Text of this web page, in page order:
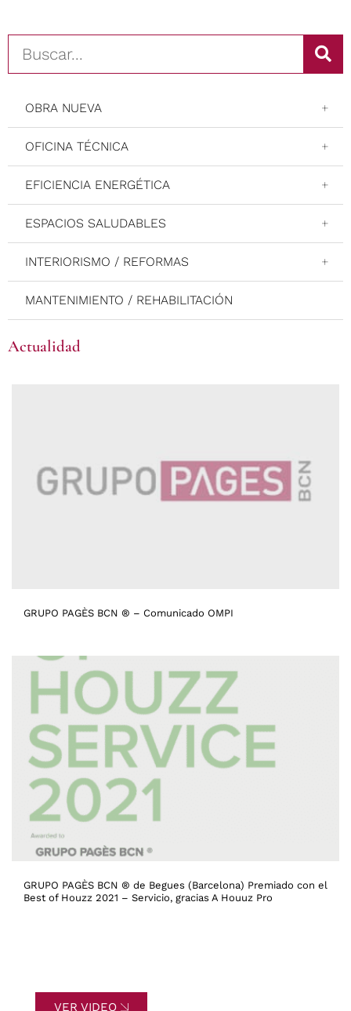
+
OBRA NUEVA
+
OFICINA TÉCNICA
+
EFICIENCIA ENERGÉTICA
+
ESPACIOS SALUDABLES
+
INTERIORISMO / REFORMAS
MANTENIMIENTO / REHABILITACIÓN
Actualidad
GRUPO PAGÈS BCN ® – Comunicado OMPI
GRUPO PAGÈS BCN ® de Begues (Barcelona) Premiado con el
Best of Houzz 2021 – Servicio, gracias A Houuz Pro
VER VIDEO